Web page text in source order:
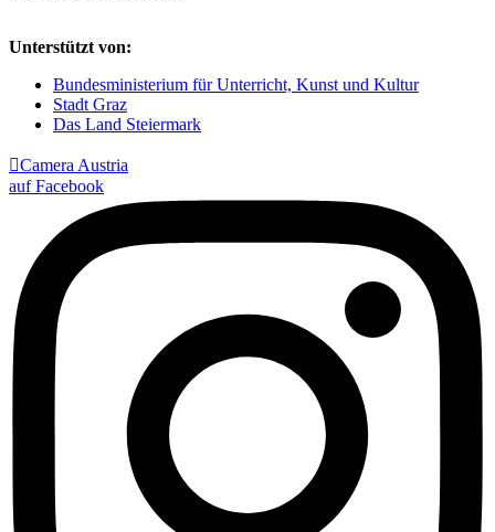
Unterstützt von:
Bundesministerium für Unterricht, Kunst und Kultur
Stadt Graz
Das Land Steiermark
Camera Austria
auf Facebook